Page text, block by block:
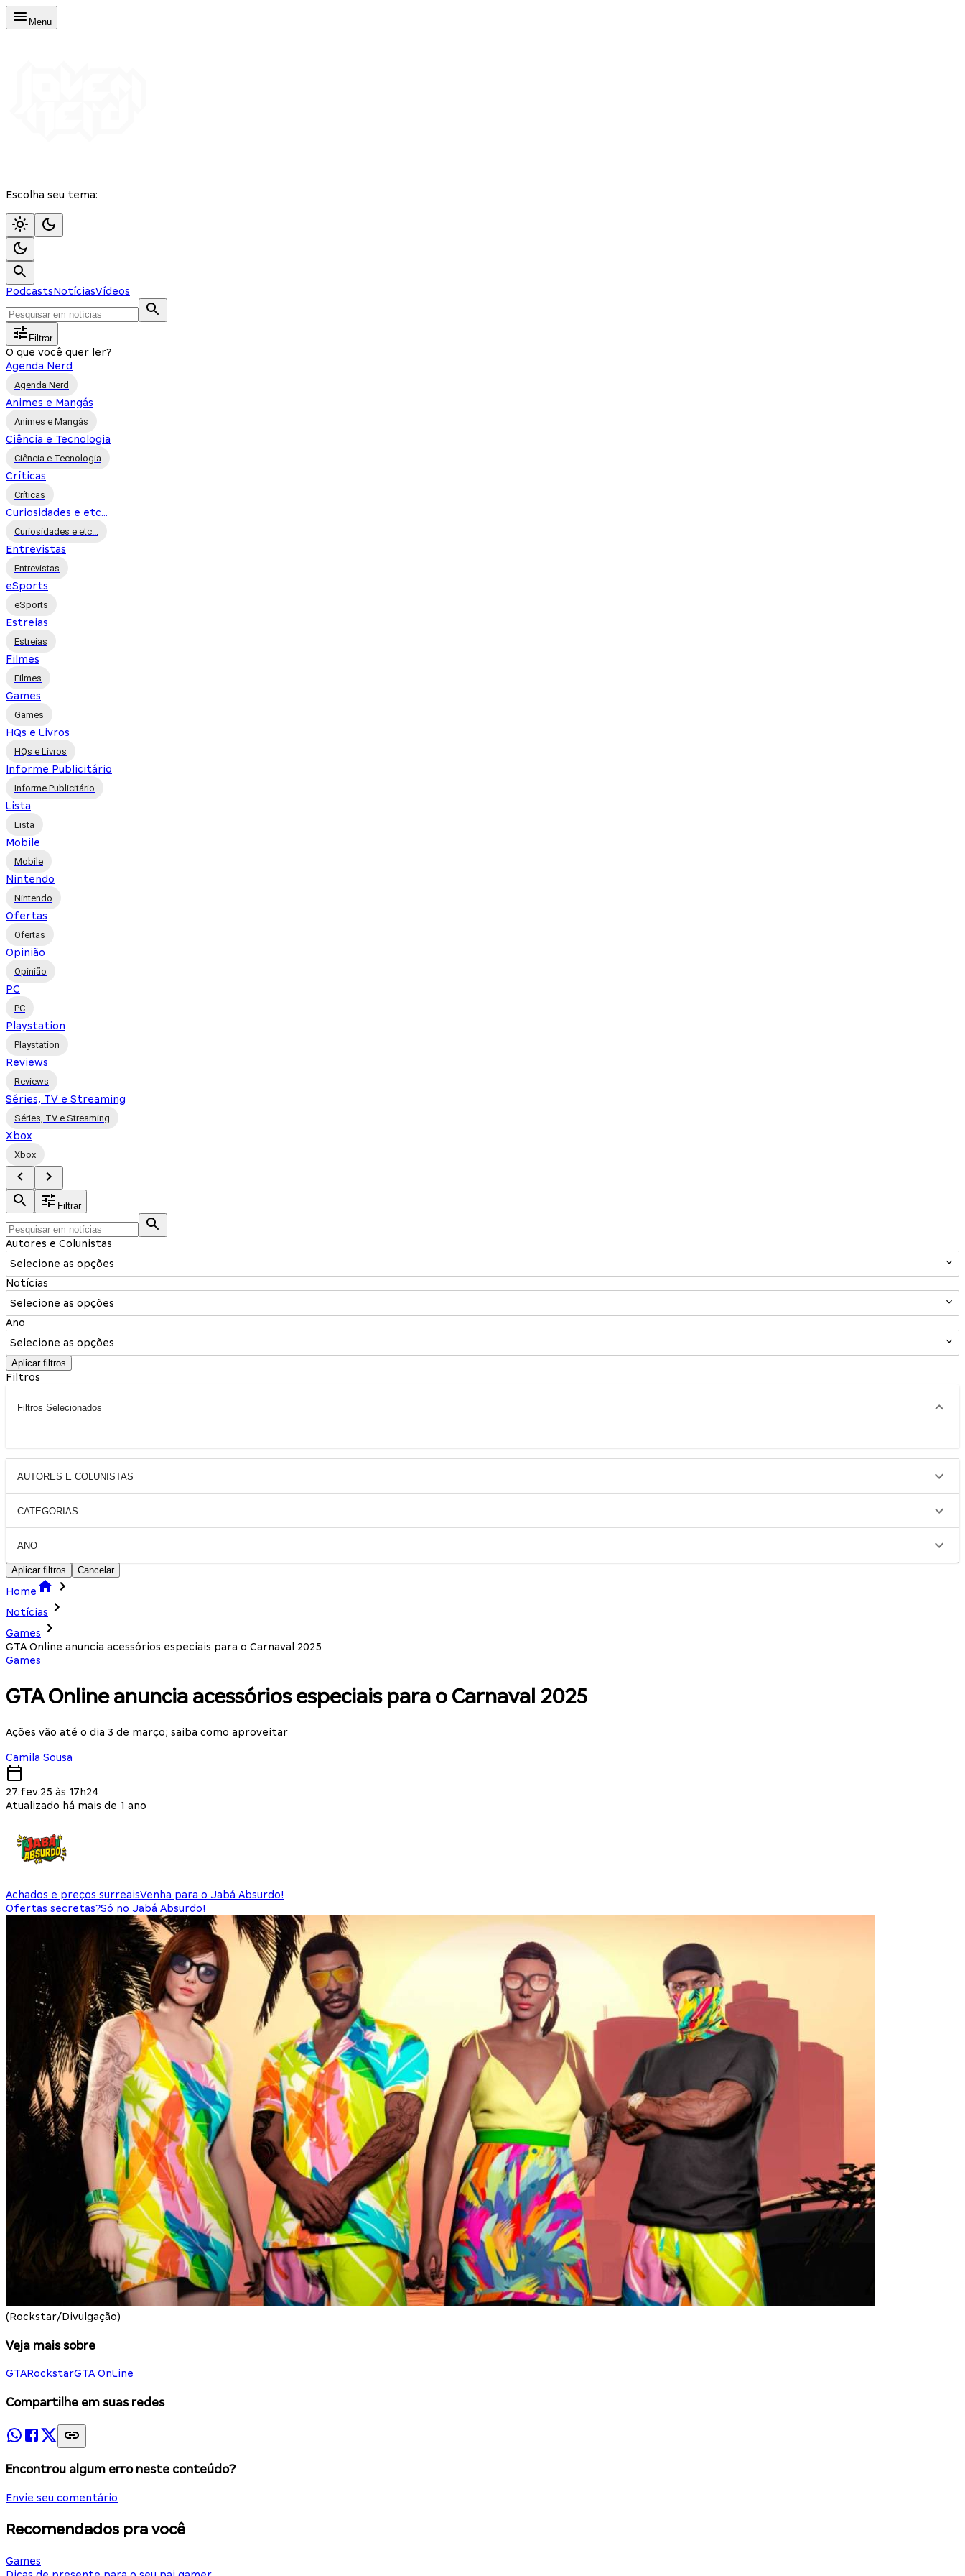
Menu
Escolha seu tema:
PodcastsNotíciasVídeos
Filtrar
O que você quer ler?
Agenda Nerd
Agenda Nerd
Animes e Mangás
Animes e Mangás
Ciência e Tecnologia
Ciência e Tecnologia
Críticas
Críticas
Curiosidades e etc...
Curiosidades e etc...
Entrevistas
Entrevistas
eSports
eSports
Estreias
Estreias
Filmes
Filmes
Games
Games
HQs e Livros
HQs e Livros
Informe Publicitário
Informe Publicitário
Lista
Lista
Mobile
Mobile
Nintendo
Nintendo
Ofertas
Ofertas
Opinião
Opinião
PC
PC
Playstation
Playstation
Reviews
Reviews
Séries, TV e Streaming
Séries, TV e Streaming
Xbox
Xbox
Filtrar
Autores e Colunistas
Selecione as opções
Notícias
Selecione as opções
Ano
Selecione as opções
Aplicar filtros
Filtros
Filtros Selecionados
AUTORES E COLUNISTAS
CATEGORIAS
ANO
Aplicar filtros Cancelar
Home
Notícias
Games
GTA Online anuncia acessórios especiais para o Carnaval 2025
Games
GTA Online anuncia acessórios especiais para o Carnaval 2025
Ações vão até o dia 3 de março; saiba como aproveitar
Camila Sousa
27.fev.25 às 17h24
Atualizado há mais de 1 ano
Achados e preços surreaisVenha para o Jabá Absurdo!
Ofertas secretas?Só no Jabá Absurdo!
(Rockstar/Divulgação)
Veja mais sobre
GTARockstarGTA OnLine
Compartilhe em suas redes
Encontrou algum erro neste conteúdo?
Envie seu comentário
Recomendados pra você
Games